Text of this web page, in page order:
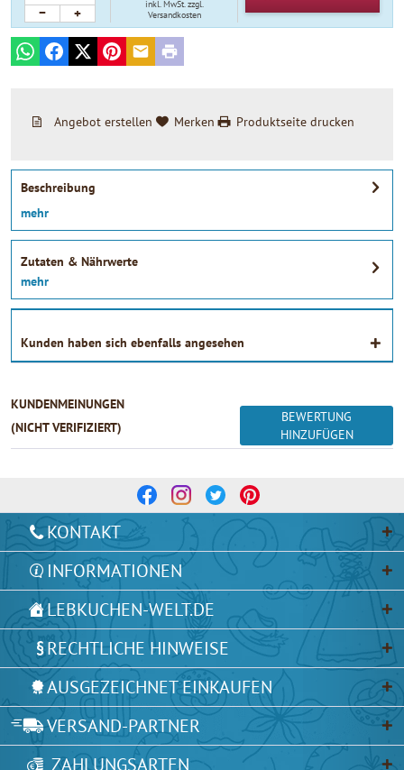
− +
inkl. MwSt.zzgl.
Versandkosten
WhatsAppFacebook
X PinterestE-mailPrint
Angebot erstellen Merken Produktseite drucken
Beschreibung
mehr
Zutaten & Nährwerte
mehr
Kunden haben sich ebenfalls angesehen
KUNDENMEINUNGEN
(NICHT VERIFIZIERT)
BEWERTUNG
HINZUFÜGEN
KONTAKT
INFORMATIONEN
LEBKUCHEN-WELT.DE
RECHTLICHE HINWEISE
AUSGEZEICHNET EINKAUFEN
VERSAND-PARTNER
ZAHLUNGSARTEN